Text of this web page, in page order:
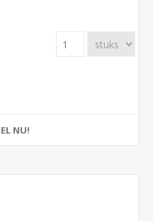
NU!